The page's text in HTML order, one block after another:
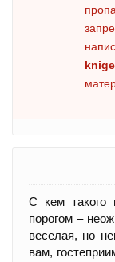
С кем такого
порогом –
веселая, но
вам,